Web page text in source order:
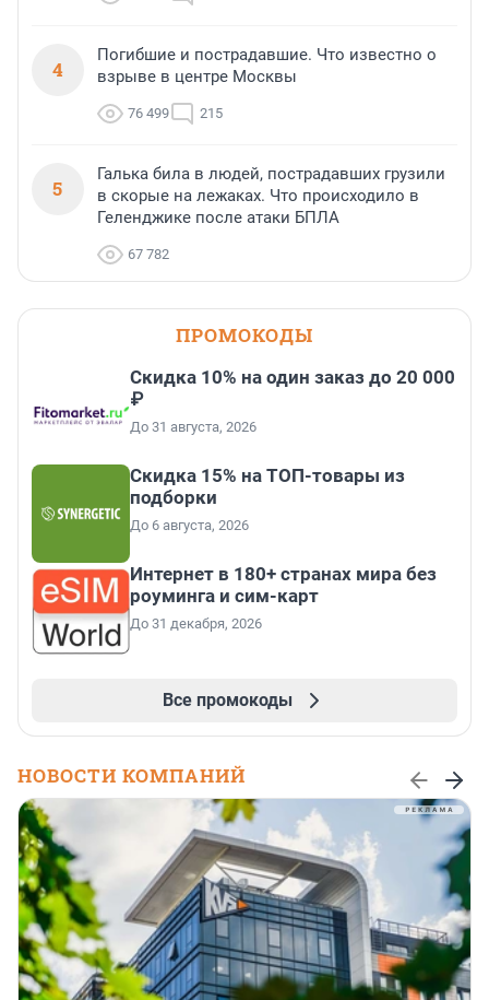
4
Погибшие и пострадавшие. Что известно о
взрыве в центре Москвы
76 499 215
5
Галька била в людей, пострадавших грузили
в скорые на лежаках. Что происходило в
Геленджике после атаки БПЛА
67 782
ПРОМОКОДЫ
Скидка 10% на один заказ до 20 000
₽
До 31 августа, 2026
Скидка 15% на ТОП-товары из
подборки
До 6 августа, 2026
Интернет в 180+ странах мира без
роуминга и сим-карт
До 31 декабря, 2026
Все промокоды
НОВОСТИ КОМПАНИЙ